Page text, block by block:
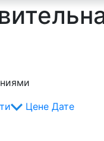
Цене Дате